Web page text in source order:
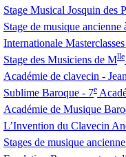
Stage Musical Josquin des
Stage de musique ancienne
Internationale
Stage des Musiciens de Mlle
Académie de clavecin -
Sublime Baroque - 7e
Académie de Musique
L’Invention du Clavecin
Stages de musique